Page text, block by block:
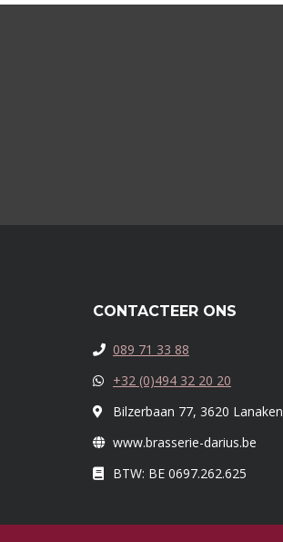
CONTACTEER ONS
089 71 33 88
+32 (0)494 32 20 20
Bilzerbaan 77, 3620 Lanaken
www.brasserie-darius.be
BTW: BE 0697.262.625